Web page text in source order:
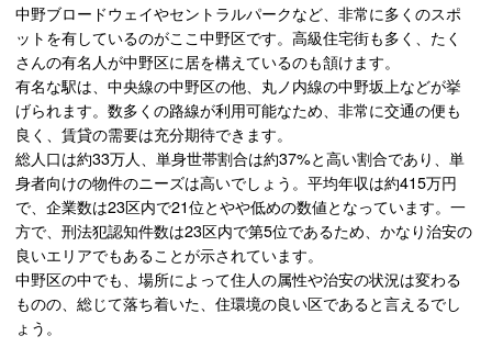
中野ブロードウェイやセントラルパークなど、非常に多くのスポ
ットを有しているのがここ中野区です。高級住宅街も多く、たく
さんの有名人が中野区に居を構えているのも頷けます。
有名な駅は、中央線の中野区の他、丸ノ内線の中野坂上などが挙
げられます。数多くの路線が利用可能なため、非常に交通の便も
良く、賃貸の需要は充分期待できます。
総人口は約33万人、単身世帯割合は約37%と高い割合であり、単
身者向けの物件のニーズは高いでしょう。平均年収は約415万円
で、企業数は23区内で21位とやや低めの数値となっています。一
方で、刑法犯認知件数は23区内で第5位であるため、かなり治安の
良いエリアでもあることが示されています。
中野区の中でも、場所によって住人の属性や治安の状況は変わる
ものの、総じて落ち着いた、住環境の良い区であると言えるでし
ょう。